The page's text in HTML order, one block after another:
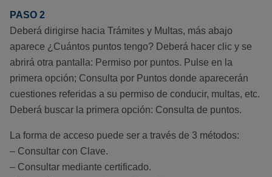
PASO 2
Deberá dirigirse hacia Trámites y Multas, más abajo
aparece ¿Cuántos puntos tengo? Deberá hacer clic y se
abrirá otra pantalla: Permiso por puntos. Pulse en la
primera opción; Consulta por Puntos donde aparecerán
cuestiones referidas a su permiso de conducir, multas, etc.
Deberá buscar la primera opción: Consulta de puntos.
La forma de acceso puede ser a través de 3 métodos:
– Consultar con Clave.
– Consultar mediante certificado.